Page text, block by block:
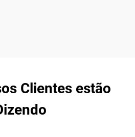
Clientes estão